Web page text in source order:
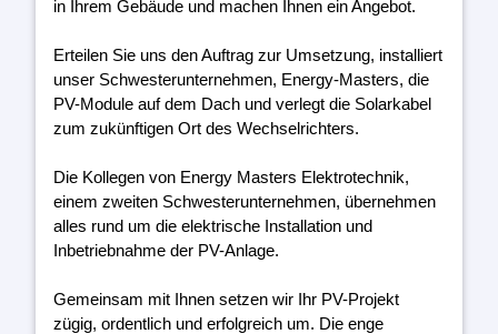
in Ihrem Gebäude und machen Ihnen ein Angebot.
Erteilen Sie uns den Auftrag zur Umsetzung, installiert
unser Schwesterunternehmen, Energy-Masters, die
PV-Module auf dem Dach und verlegt die Solarkabel
zum zukünftigen Ort des Wechselrichters.
Die Kollegen von Energy Masters Elektrotechnik,
einem zweiten Schwesterunternehmen, übernehmen
alles rund um die elektrische Installation und
Inbetriebnahme der PV-Anlage.
Gemeinsam mit Ihnen setzen wir Ihr PV-Projekt
zügig, ordentlich und erfolgreich um. Die enge